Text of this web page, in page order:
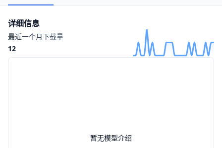
暂无模型介绍
详细信息
最近一个月下载量
12